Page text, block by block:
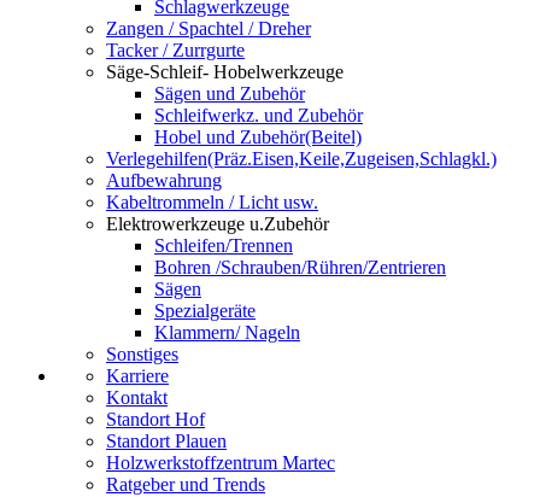
Schlagwerkzeuge
Zangen / Spachtel / Dreher
Tacker / Zurrgurte
Säge-Schleif- Hobelwerkzeuge
Sägen und Zubehör
Schleifwerkz. und Zubehör
Hobel und Zubehör(Beitel)
Verlegehilfen(Präz.Eisen,Keile,Zugeisen,Schlagkl.)
Aufbewahrung
Kabeltrommeln / Licht usw.
Elektrowerkzeuge u.Zubehör
Schleifen/Trennen
Bohren /Schrauben/Rühren/Zentrieren
Sägen
Spezialgeräte
Klammern/ Nageln
Sonstiges
Karriere
Kontakt
Standort Hof
Standort Plauen
Holzwerkstoffzentrum Martec
Ratgeber und Trends